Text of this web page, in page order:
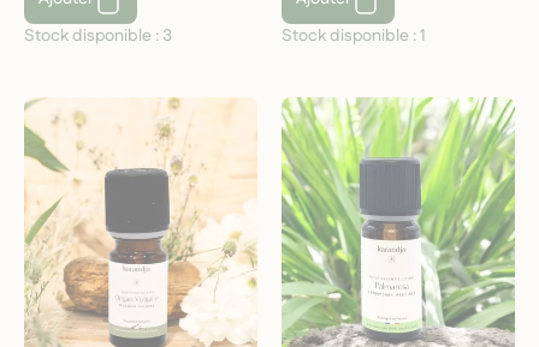
Stock disponible : 3
Stock disponible :1